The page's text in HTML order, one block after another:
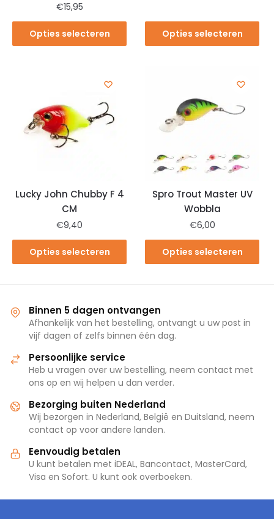
€15,95
Opties selecteren Opties selecteren
Lucky John Chubby F 4
CM
€9,40
Opties selecteren
Spro Trout Master UV
Wobbla
€6,00
Opties selecteren
Binnen 5 dagen ontvangen
Afhankelijk van het bestelling, ontvangt u uw post in
vijf dagen of zelfs binnen één dag.
Persoonlijke service
Heb u vragen over uw bestelling, neem contact met
ons op en wij helpen u dan verder.
Bezorging buiten Nederland
Wij bezorgen in Nederland, België en Duitsland, neem
contact op voor andere landen.
Eenvoudig betalen
U kunt betalen met iDEAL, Bancontact, MasterCard,
Visa en Sofort. U kunt ook overboeken.